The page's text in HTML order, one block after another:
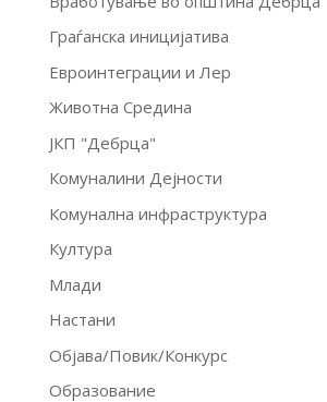
Граѓанска иницијатива
Евроинтеграции и Лер
Животна Средина
ЈКП "Дебрца"
Комуналини Дејности
Комунална инфраструктура
Култура
Млади
Настани
Објава/Повик/Конкурс
Образование